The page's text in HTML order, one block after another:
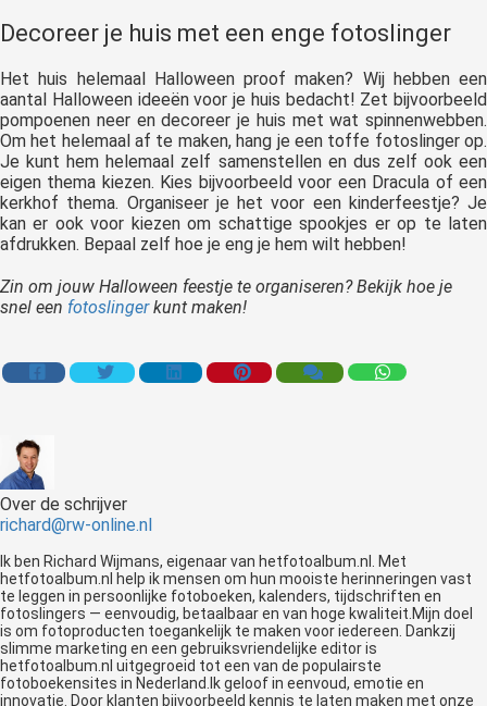
Decoreer je huis met een enge fotoslinger
Het huis helemaal Halloween proof maken? Wij hebben een
aantal Halloween ideeën voor je huis bedacht! Zet bijvoorbeeld
pompoenen neer en decoreer je huis met wat spinnenwebben.
Om het helemaal af te maken, hang je een toffe fotoslinger op.
Je kunt hem helemaal zelf samenstellen en dus zelf ook een
eigen thema kiezen. Kies bijvoorbeeld voor een Dracula of een
kerkhof thema. Organiseer je het voor een kinderfeestje? Je
kan er ook voor kiezen om schattige spookjes er op te laten
afdrukken. Bepaal zelf hoe je eng je hem wilt hebben!
Zin om jouw Halloween feestje te organiseren? Bekijk hoe je
snel een fotoslingerkunt maken!
Over de schrijver
richard@rw-online.nl
Ik ben Richard Wijmans, eigenaar van hetfotoalbum.nl. Met
hetfotoalbum.nl help ik mensen om hun mooiste herinneringen vast
te leggen in persoonlijke fotoboeken, kalenders, tijdschriften en
fotoslingers — eenvoudig, betaalbaar en van hoge kwaliteit.Mijn doel
is om fotoproducten toegankelijk te maken voor iedereen. Dankzij
slimme marketing en een gebruiksvriendelijke editor is
hetfotoalbum.nl uitgegroeid tot een van de populairste
fotoboekensites in Nederland.Ik geloof in eenvoud, emotie en
innovatie. Door klanten bijvoorbeeld kennis te laten maken met onze